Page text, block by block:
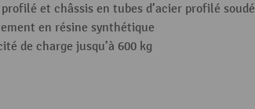
et châssis en tubes d’acier profilé soudé
en résine synthétique
de charge jusqu’à 600 kg